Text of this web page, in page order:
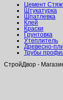
Цемент
Штукатурка
Шпатлевка
Клей
Краски
Грунтовка
Утеплитель
Древесно-
Трубы
СтройДвор -